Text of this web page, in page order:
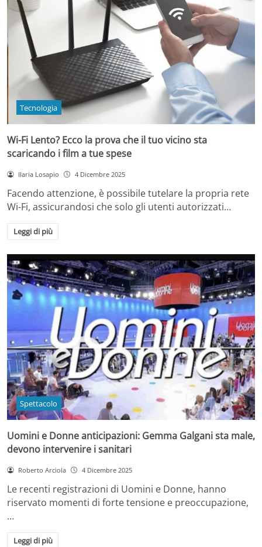
Tecnologia
Wi-Fi Lento? Ecco la prova che il tuo vicino sta
scaricando i film a tue spese
Ilaria Losapio 4 Dicembre 2025
Facendo attenzione, è possibile tutelare la propria rete
Wi-Fi, assicurandosi che solo gli utenti autorizzati…
Leggi di più
Spettacolo
Uomini e Donne anticipazioni: Gemma Galgani sta male,
devono intervenire i sanitari
Roberto Arciola 4 Dicembre 2025
Le recenti registrazioni di Uomini e Donne, hanno
riservato momenti di forte tensione e preoccupazione,
…
Leggi di più